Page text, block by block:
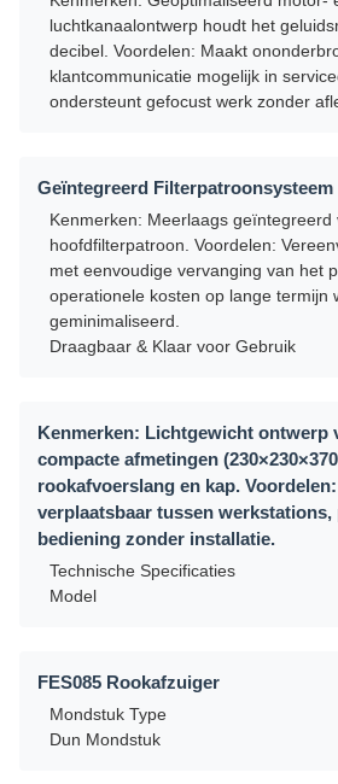
luchtkanaalontwerp houdt het
decibel. Voordelen: Maakt
klantcommunicatie mogelijk in
ondersteunt gefocust werk zonder
Geïntegreerd Filterpatroonsysteem
Kenmerken: Meerlaags geïntegreerd
hoofdfilterpatroon. Voordelen:
met eenvoudige vervanging van het
operationele kosten op lange termijn
geminimaliseerd.
Draagbaar & Klaar voor Gebruik
Kenmerken: Lichtgewicht ontwerp
compacte afmetingen
rookafvoerslang en kap.
verplaatsbaar tussen werkstations,
bediening zonder installatie.
Technische Specificaties
Model
FES085 Rookafzuiger
Mondstuk Type
Dun Mondstuk